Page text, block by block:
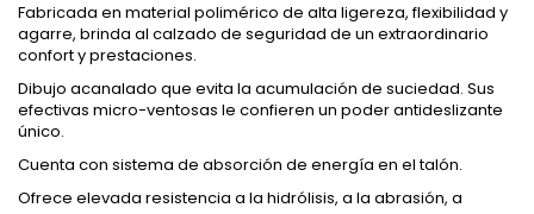
Fabricada en material polimérico de alta ligereza, flexibilidad y
agarre, brinda al calzado de seguridad de un extraordinario
confort y prestaciones.
Dibujo acanalado que evita la acumulación de suciedad. Sus
efectivas micro-ventosas le confieren un poder antideslizante
único.
Cuenta con sistema de absorción de energía en el talón.
Ofrece elevada resistencia a la hidrólisis, a la abrasión, a